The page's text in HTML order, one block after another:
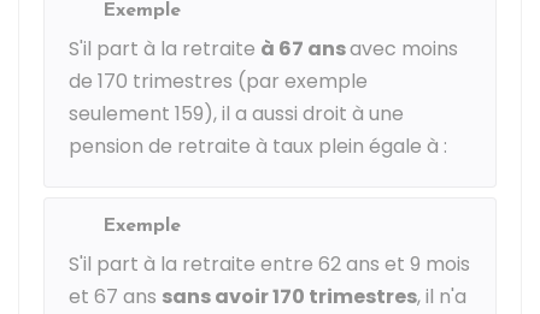
Exemple
S'il part à la retraite à 67 ansavec moins
de 170 trimestres (par exemple
seulement 159), il a aussi droit à une
pension de retraite à taux plein égale à :
Exemple
S'il part à la retraite entre 62 ans et 9 mois
et 67 ans sans avoir 170 trimestres, il n'a